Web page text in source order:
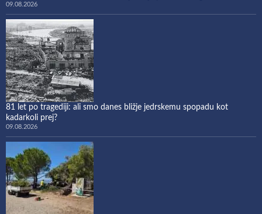
09.08.2026
81 let po tragediji: ali smo danes bližje jedrskemu spopadu kot
kadarkoli prej?
09.08.2026